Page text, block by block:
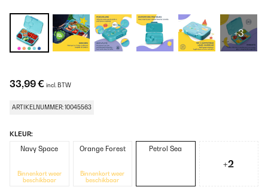
+3
33,99 € incl. BTW
ARTIKELNUMMER: 10045563
KLEUR:
Navy Space
Binnenkort weer
beschikbaar
Orange Forest
Binnenkort weer
beschikbaar
Petrol Sea
+2